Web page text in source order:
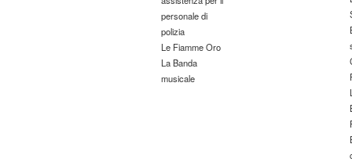
personale di
polizia
Le Fiamme Oro
La Banda
musicale